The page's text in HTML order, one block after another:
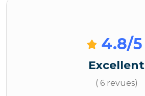
4.8/5
Excellent
( 6 revues)